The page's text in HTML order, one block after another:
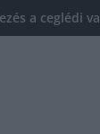
a ceglédi